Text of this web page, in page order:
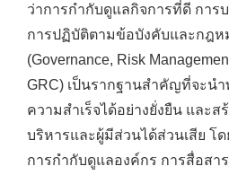
ว่าการกำกับดูแลกิจการที่ดี การ
การปฏิบัติตามข้อบังคับและกฎห
(Governance, Risk
GRC) เป็นรากฐานสำคัญที่จะน
ความสำเร็จได้อย่างยั่งยืน และ
บริหารและผู้มีส่วนได้ส่วนเสีย โ
การกำกับดูแลองค์กร การสื่อสา